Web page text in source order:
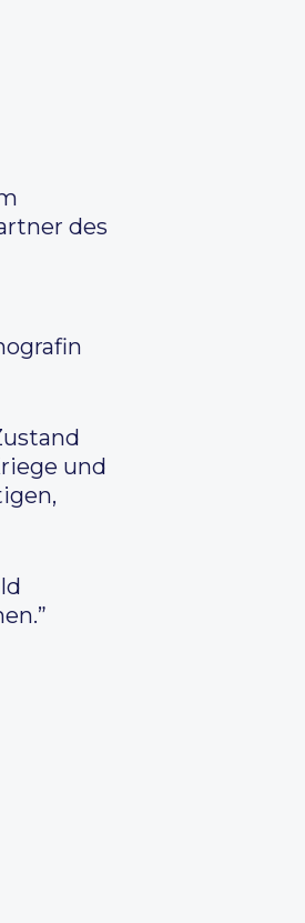
des
und